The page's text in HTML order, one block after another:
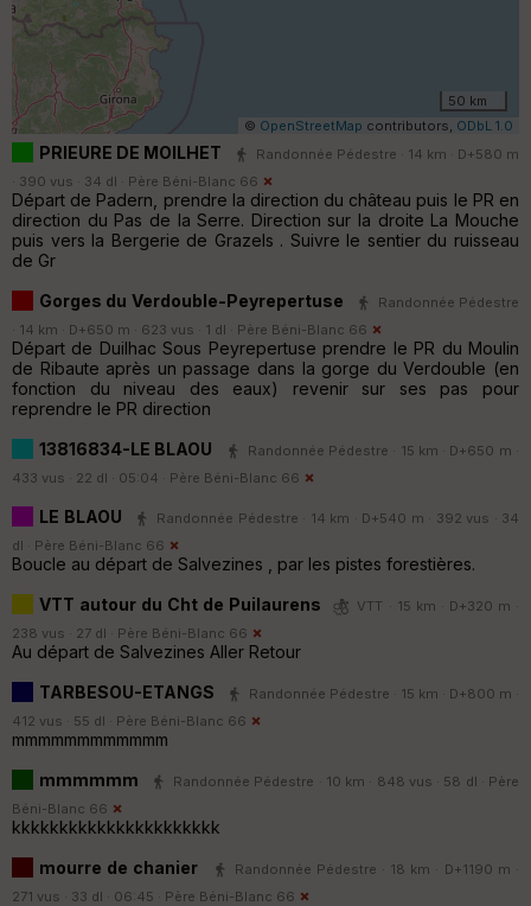
50 km
© OpenStreetMap contributors, ODbL 1.0
PRIEURE DE MOILHET
Randonnée Pédestre · 14 km · D+580 m
· 390 vus · 34 dl · Père Béni-Blanc 66
Départ de Padern, prendre la direction du château puis le PR en
direction du Pas de la Serre. Direction sur la droite La Mouche
puis vers la Bergerie de Grazels . Suivre le sentier du ruisseau
de Gr
Gorges du Verdouble-Peyrepertuse
Randonnée Pédestre
· 14 km · D+650 m · 623 vus · 1 dl · Père Béni-Blanc 66
Départ de Duilhac Sous Peyrepertuse prendre le PR du Moulin
de Ribaute après un passage dans la gorge du Verdouble (en
fonction du niveau des eaux) revenir sur ses pas pour
reprendre le PR direction
13816834-LE BLAOU
Randonnée Pédestre · 15 km · D+650 m ·
433 vus · 22 dl · 05:04 · Père Béni-Blanc 66
LE BLAOU
Randonnée Pédestre · 14 km · D+540 m · 392 vus · 34
dl · Père Béni-Blanc 66
Boucle au départ de Salvezines , par les pistes forestières.
VTT autour du Cht de Puilaurens
VTT · 15 km · D+320 m ·
238 vus · 27 dl · Père Béni-Blanc 66
Au départ de Salvezines Aller Retour
TARBESOU-ETANGS
Randonnée Pédestre · 15 km · D+800 m ·
412 vus · 55 dl · Père Béni-Blanc 66
mmmmmmmmmmmm
mmmmmm
Randonnée Pédestre · 10 km · 848 vus · 58 dl · Père
Béni-Blanc 66
kkkkkkkkkkkkkkkkkkkkkk
mourre de chanier
Randonnée Pédestre · 18 km · D+1190 m ·
271 vus · 33 dl · 06:45 · Père Béni-Blanc 66